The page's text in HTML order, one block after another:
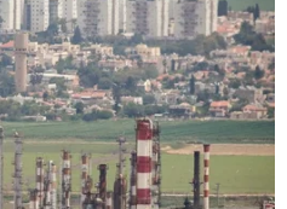
Kayabuki no Sato - ngôi
làng cổ mang vẻ đẹp mộc
mạc, nguyên sơ của Kyoto
04/08/2026 03:40